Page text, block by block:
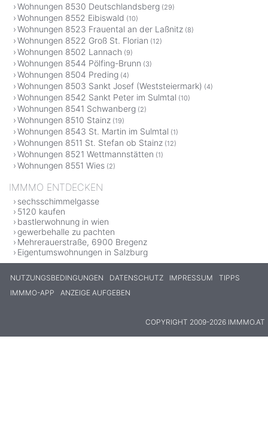
Wohnungen 8530 Deutschlandsberg (29)
Wohnungen 8552 Eibiswald (10)
Wohnungen 8523 Frauental an der Laßnitz (8)
Wohnungen 8522 Groß St. Florian (12)
Wohnungen 8502 Lannach (9)
Wohnungen 8544 Pölfing-Brunn (3)
Wohnungen 8504 Preding (4)
Wohnungen 8503 Sankt Josef (Weststeiermark) (4)
Wohnungen 8542 Sankt Peter im Sulmtal (10)
Wohnungen 8541 Schwanberg (2)
Wohnungen 8510 Stainz (19)
Wohnungen 8543 St. Martin im Sulmtal (1)
Wohnungen 8511 St. Stefan ob Stainz (12)
Wohnungen 8521 Wettmannstätten (1)
Wohnungen 8551 Wies (2)
IMMMO ENTDECKEN
sechsschimmelgasse
5120 kaufen
bastlerwohnung in wien
gewerbehalle zu pachten
Mehrerauerstraße, 6900 Bregenz
Eigentumswohnungen in Salzburg
NUTZUNGSBEDINGUNGEN DATENSCHUTZ IMPRESSUM
TIPPS
IMMMO-APP
ANZEIGE AUFGEBEN
COPYRIGHT 2009-2026 IMMMO.AT